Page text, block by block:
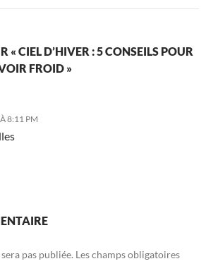
« CIEL D’HIVER : 5 CONSEILS POUR
FROID »
8:11 PM
pas publiée. Les champs obligatoires